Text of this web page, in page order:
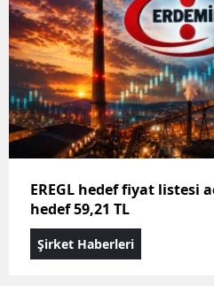
EREGL hedef fiyat listesi
hedef 59,21 TL
Şirket Haberleri